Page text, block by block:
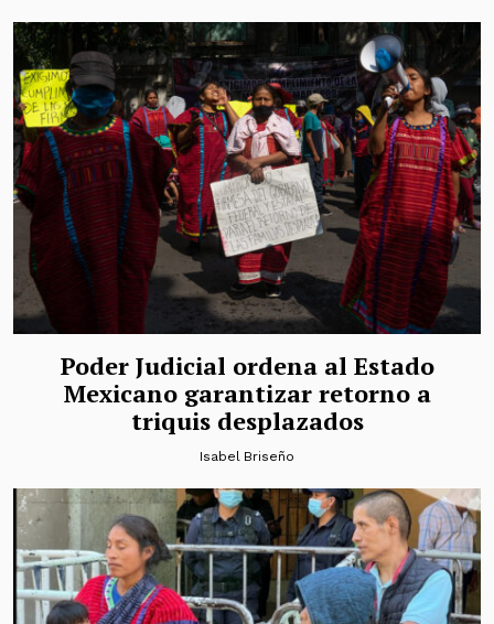
Poder Judicial ordena al Estado
Mexicano garantizar retorno a
triquis desplazados
Isabel Briseño